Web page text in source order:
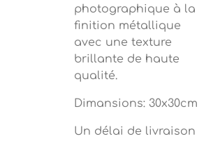
photographique à la
finition métallique
avec une texture
brillante de haute
qualité.
Dimansions: 30x30cm
Un délai de livraison